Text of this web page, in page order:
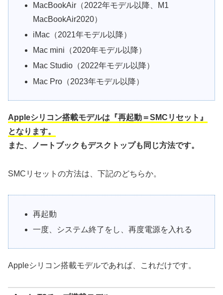
MacBookAir（2022年モデル以降、M1
MacBookAir2020）
iMac（2021年モデル以降）
Mac mini（2020年モデル以降）
Mac Studio（2022年モデル以降）
Mac Pro（2023年モデル以降）
Appleシリコン搭載モデルは『再起動＝SMCリセット』
となります。
また、ノートブックもデスクトップも同じ方法です。
SMCリセットの方法は、下記のどちらか。
再起動
一度、システム終了をし、再度電源を入れる
Appleシリコン搭載モデルであれば、これだけです。